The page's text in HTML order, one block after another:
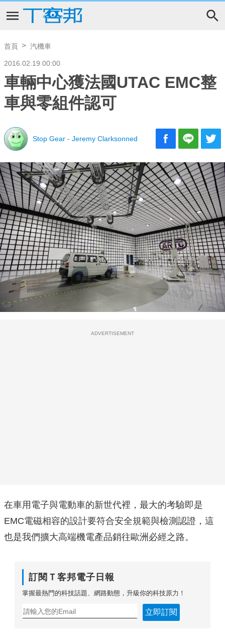
首頁 汽機車
2016.02.19 00:00
車輛中心獲法國UTAC EMC整
車與零組件認可
Stop Gear - Jeremy Clarksonned
ADVERTISEMENT
在車用電子與電動車的新世代裡，最大的考驗即是
EMC電磁相容的設計要符合安全規範與檢測認證，這
也是我們擴大高端機電產品銷往歐洲必經之路。
訂閱Ｔ客邦電子日報
掌握最熱門的科技話題、網路動態，升級你的科技原力！
立即訂閱